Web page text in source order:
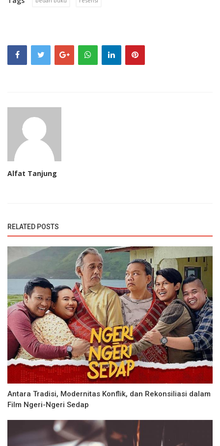
Alfat Tanjung
RELATED POSTS
Antara Tradisi, Modernitas Konflik, dan Rekonsiliasi dalam
Film Ngeri-Ngeri Sedap